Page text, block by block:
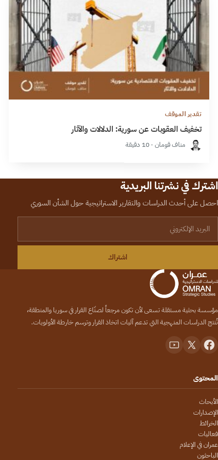
تقدير الموقف
تخفيف العقوبات عن سورية: الدلالات والآثار
مناف قومان · 10 دقيقة
اشترك في نشرتنا البريدية
احصل على أحدث الدراسات والتقارير الاستراتيجية حول الشأن السوري
اشتراك
مؤسسة بحثية مستقلة تسعى لأن تكون مرجعاً لصنّاع القرار في سوريا والمنطقة،
تُنتج الدراسات المنهجية التي تدعم آليات اتخاذ القرار وترسم خارطة الأولويات.
المحتوى
الأبحاث
الإصدارات
الخرائط
فعاليات
عمران في الإعلام
الباحثون